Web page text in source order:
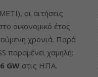
οι αιτήσεις
οικονομικό έτος
χρονιά. Παρά
παραμένει χαμηλή:
GW στις ΗΠΑ.